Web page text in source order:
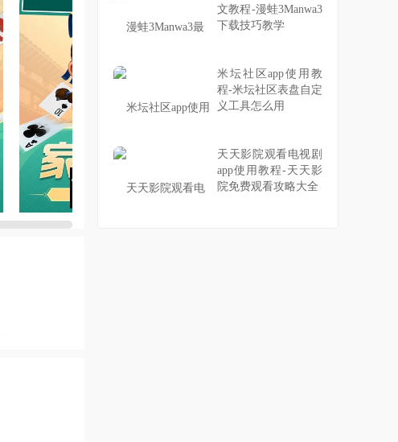
文教程-漫蛙3Manwa3
下载技巧教学
米坛社区app使用教
程-米坛社区表盘自定
义工具怎么用
天天影院观看电视剧
app使用教程-天天影
院免费观看攻略大全